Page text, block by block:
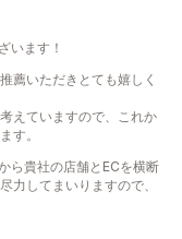
います！
薦いただきとても嬉しく
えていますので、これか
す。
ら貴社の店舗とECを横断
力してまいりますので、